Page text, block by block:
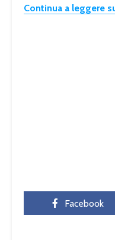
Continua a leggere
Facebook